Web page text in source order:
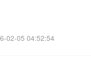
02-05 04:52:54